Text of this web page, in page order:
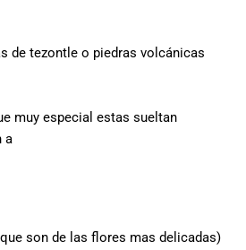
de tezontle o piedras volcánicas
muy especial estas sueltan
a
son de las flores mas delicadas)